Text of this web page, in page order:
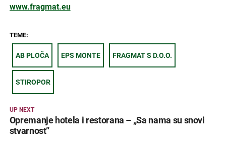
www.fragmat.eu
TEME:
AB PLOČA EPS MONTE FRAGMAT S D.O.O.
STIROPOR
UP NEXT
Opremanje hotela i restorana – „Sa nama su snovi
stvarnost”